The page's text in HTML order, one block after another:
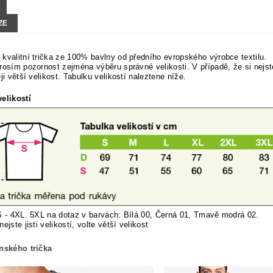
trička ze 100% bavlny od předního evropského výrobce textilu.
pozornost zejména výběru správné velikosti. V případě, že si
větší velikost. Tabulku velikostí naleztene níže.
- 4XL. 5XL na dotaz v barvách: Bílá 00, Černá 01, Tmavě modrá 02.
ste jisti velikostí, volte větší velikost
trička